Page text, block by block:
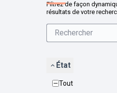
Filtrez de façon
résultats de votre
État
Tout